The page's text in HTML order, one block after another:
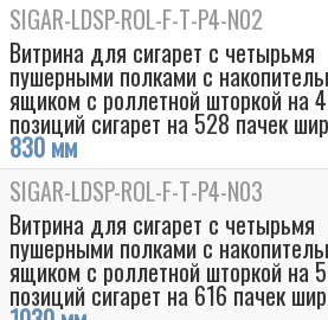
SIGAR-LDSP-ROL-F-T-P4-N02
Витрина для сигарет с четырьмя
пушерными полками с
ящиком с роллетной шторкой на
позиций сигарет на 528 пачек
830 мм
SIGAR-LDSP-ROL-F-T-P4-N03
Витрина для сигарет с четырьмя
пушерными полками с
ящиком с роллетной шторкой на
позиций сигарет на 616 пачек